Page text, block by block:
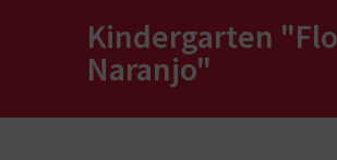
Kindergarten
Naranjo"​